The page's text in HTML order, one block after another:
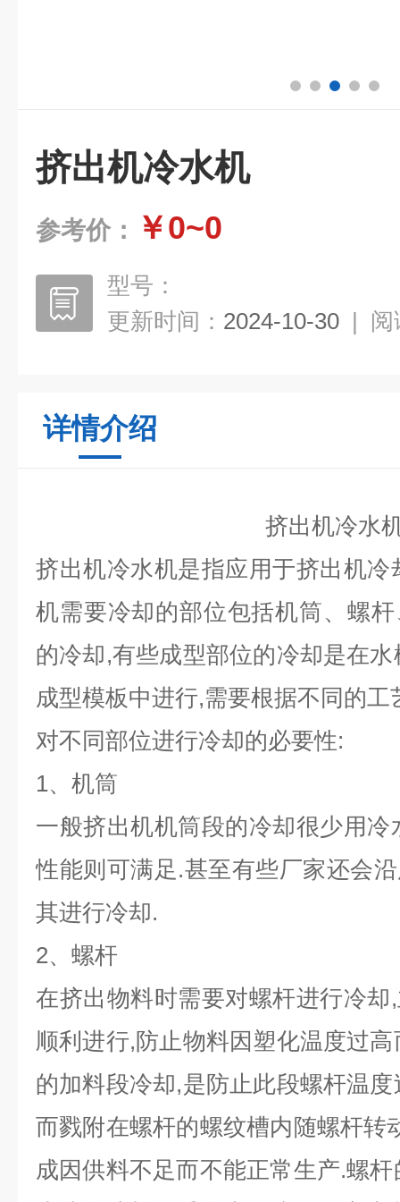
挤出机冷水机
参考价： ￥0~0
型号：
更新时间： 2024-10-30 | 阅
详情介绍
挤出机冷水
挤出机冷水机是指应用于挤出机
机需要冷却的部位包括机筒、螺
的冷却,有些成型部位的冷却是在
成型模板中进行,需要根据不同的
对不同部位进行冷却的必要性:
1、机筒
一般挤出机机筒段的冷却很少用
性能则可满足.甚至有些厂家还会
其进行冷却.
2、螺杆
在挤出物料时需要对螺杆进行冷
顺利进行,防止物料因塑化温度过
的加料段冷却,是防止此段螺杆温
而戮附在螺杆的螺纹槽内随螺杆转
成因供料不足而不能正常生产.螺